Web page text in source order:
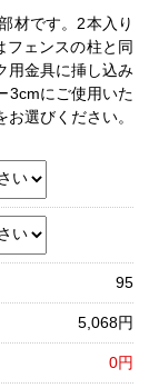
材です。2本入り
フェンスの柱と同
用金具に挿し込み
3cmにご使用いた
選びください。
95
5,068円
0円